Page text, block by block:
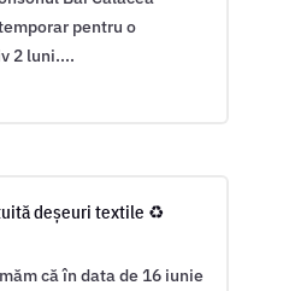
pentru o
2 luni....
deșeuri textile ♻️
că în data de 16 iunie